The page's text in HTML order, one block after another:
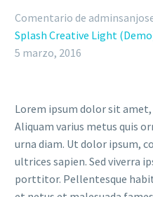
Comentario de
Splash Creative Light
5 marzo, 2016
Lorem ipsum dolor sit
Aliquam varius metus quis
urna diam. Ut dolor ipsum,
ultrices sapien. Sed viverra
porttitor. Pellentesque